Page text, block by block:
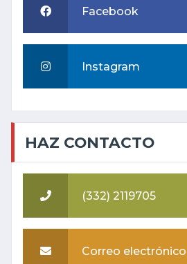
Facebook
Instagram
HAZ CONTACTO
(332) 2119705
Correo electrónico